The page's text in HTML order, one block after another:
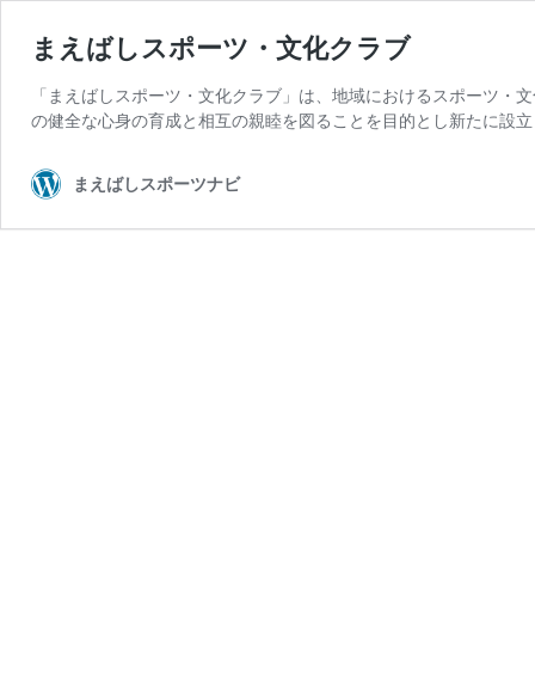
まえばしスポーツ・文化クラブ
「まえばしスポーツ・文化クラブ」は、地域におけるスポーツ
の健全な心身の育成と相互の親睦を図ることを目的とし新たに設
まえばしスポーツナビ